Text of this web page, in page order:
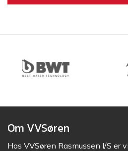
Om VVSøren
Hos VVSøren Rasmussen I/S er